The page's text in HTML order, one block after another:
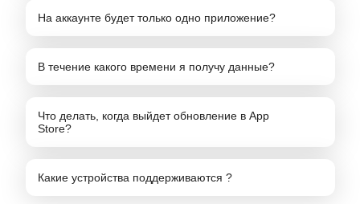
На аккаунте будет только одно приложение?
В течение какого времени я получу данные?
Что делать, когда выйдет обновление в App
Store?
Какие устройства поддерживаются ?